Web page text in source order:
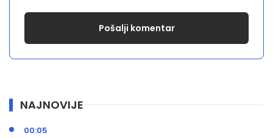
NAJNOVIJE
00:05